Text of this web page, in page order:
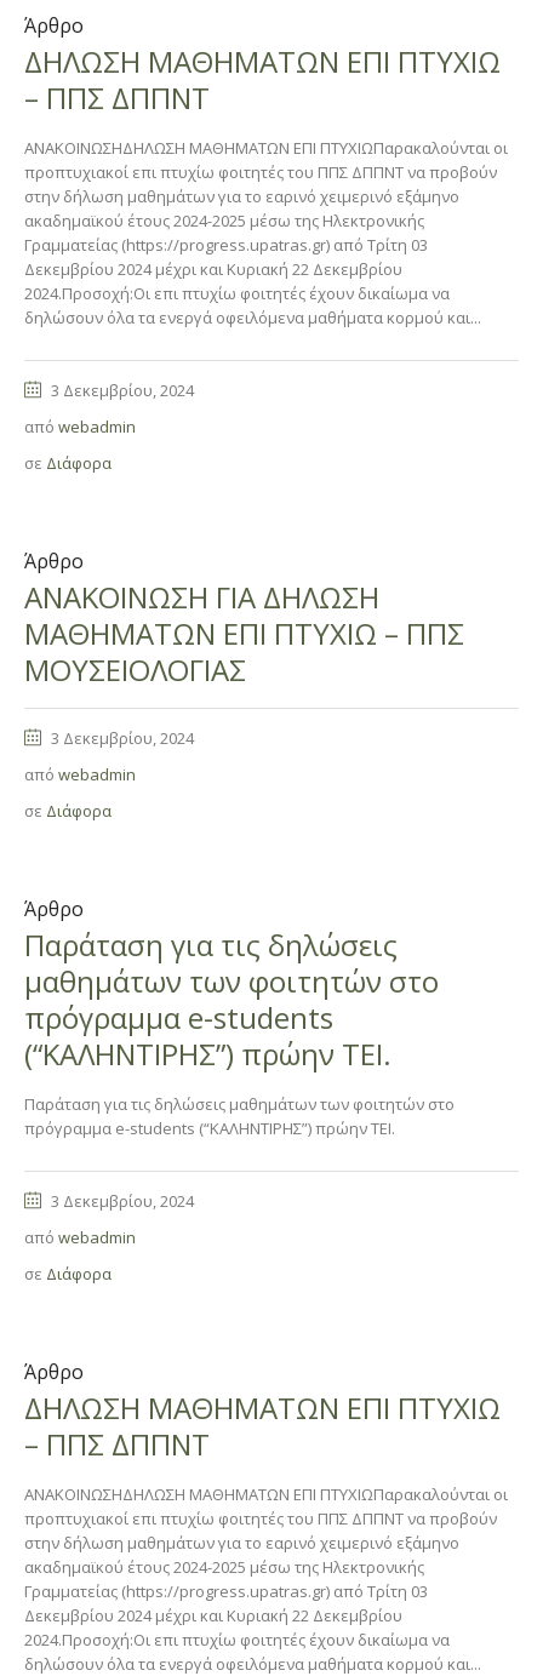
Άρθρο
ΔΗΛΩΣΗ ΜΑΘΗΜΑΤΩΝ ΕΠΙ ΠΤΥΧΙΩ
– ΠΠΣ ΔΠΠΝT
ΑΝΑΚΟΙΝΩΣΗΔΗΛΩΣΗ ΜΑΘΗΜΑΤΩΝ ΕΠΙ ΠΤΥΧΙΩΠαρακαλούνται οι
προπτυχιακοί επι πτυχίω φοιτητές του ΠΠΣ ΔΠΠΝΤ να προβούν
στην δήλωση μαθημάτων για το εαρινό χειμερινό εξάμηνο
ακαδημαϊκού έτους 2024-2025 μέσω της Ηλεκτρονικής
Γραμματείας (https://progress.upatras.gr) από Τρίτη 03
Δεκεμβρίου 2024 μέχρι και Κυριακή 22 Δεκεμβρίου
2024.Προσοχή:Οι επι πτυχίω φοιτητές έχουν δικαίωμα να
δηλώσουν όλα τα ενεργά οφειλόμενα μαθήματα κορμού και...
3 Δεκεμβρίου, 2024
από webadmin
σε Διάφορα
Άρθρο
ΑΝΑΚΟΙΝΩΣΗ ΓΙΑ ΔΗΛΩΣΗ
ΜΑΘΗΜΑΤΩΝ ΕΠΙ ΠΤΥΧΙΩ – ΠΠΣ
ΜΟΥΣΕΙΟΛΟΓΙΑΣ
3 Δεκεμβρίου, 2024
από webadmin
σε Διάφορα
Άρθρο
Παράταση για τις δηλώσεις
μαθημάτων των φοιτητών στο
πρόγραμμα e-students
(“ΚΑΛΗΝΤΙΡΗΣ”) πρώην ΤΕΙ.
Παράταση για τις δηλώσεις μαθημάτων των φοιτητών στο
πρόγραμμα e-students (“ΚΑΛΗΝΤΙΡΗΣ”) πρώην ΤΕΙ.
3 Δεκεμβρίου, 2024
από webadmin
σε Διάφορα
Άρθρο
ΔΗΛΩΣΗ ΜΑΘΗΜΑΤΩΝ ΕΠΙ ΠΤΥΧΙΩ
– ΠΠΣ ΔΠΠΝΤ
ΑΝΑΚΟΙΝΩΣΗΔΗΛΩΣΗ ΜΑΘΗΜΑΤΩΝ ΕΠΙ ΠΤΥΧΙΩΠαρακαλούνται οι
προπτυχιακοί επι πτυχίω φοιτητές του ΠΠΣ ΔΠΠΝΤ να προβούν
στην δήλωση μαθημάτων για το εαρινό χειμερινό εξάμηνο
ακαδημαϊκού έτους 2024-2025 μέσω της Ηλεκτρονικής
Γραμματείας (https://progress.upatras.gr) από Τρίτη 03
Δεκεμβρίου 2024 μέχρι και Κυριακή 22 Δεκεμβρίου
2024.Προσοχή:Οι επι πτυχίω φοιτητές έχουν δικαίωμα να
δηλώσουν όλα τα ενεργά οφειλόμενα μαθήματα κορμού και...